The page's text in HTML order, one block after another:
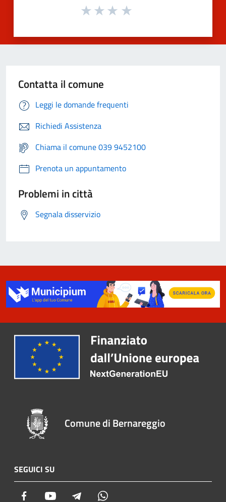
Contatta il comune
Leggi le domande frequenti
Richiedi Assistenza
Chiama il comune 039 9452100
Prenota un appuntamento
Problemi in città
Segnala disservizio
Comune di Bernareggio
SEGUICI SU
Facebook Youtube Telegram